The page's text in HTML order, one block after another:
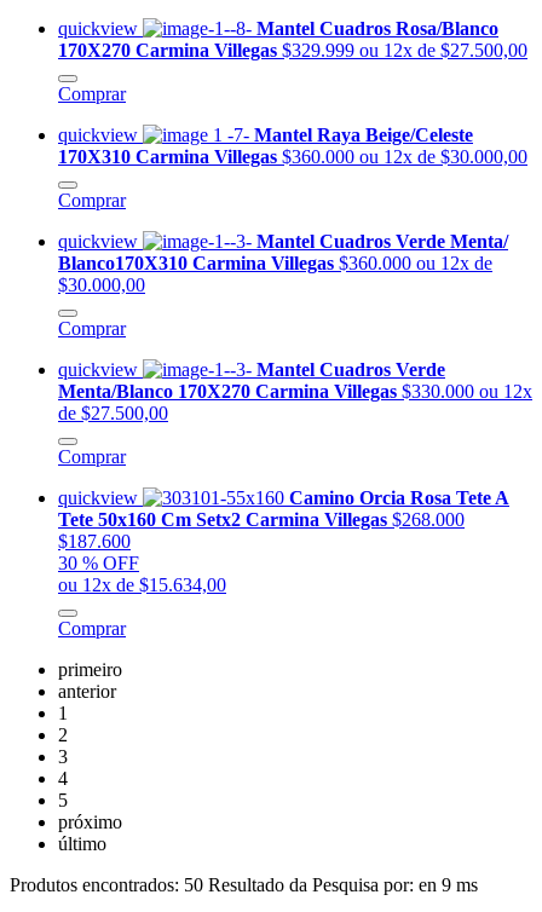
quickview
Mantel Cuadros Rosa/Blanco
170X270 Carmina Villegas $329.999 ou 12x de $27.500,00
Comprar
quickview
Mantel Raya Beige/Celeste
170X310 Carmina Villegas $360.000 ou 12x de $30.000,00
Comprar
quickview
Mantel Cuadros Verde Menta/
Blanco170X310 Carmina Villegas $360.000 ou 12x de
$30.000,00
Comprar
quickview
Mantel Cuadros Verde
Menta/Blanco 170X270 Carmina Villegas $330.000 ou 12x
de $27.500,00
Comprar
quickview
Camino Orcia Rosa Tete A
Tete 50x160 Cm Setx2 Carmina Villegas $268.000
$187.600
30 % OFF
ou 12x de $15.634,00
Comprar
primeiro
anterior
1
2
3
4
5
próximo
último
Produtos encontrados: 50 Resultado da Pesquisa por: en 9 ms